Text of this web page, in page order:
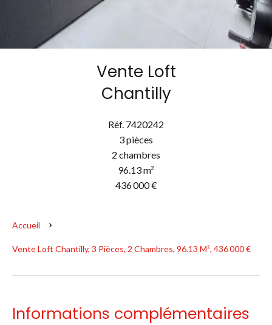
Vente Loft
Chantilly
Réf. 7420242
3 pièces
2 chambres
96.13 m²
436 000 €
Accueil
Vente Loft Chantilly, 3 Pièces, 2 Chambres, 96.13 M², 436 000 €
Informations complémentaires